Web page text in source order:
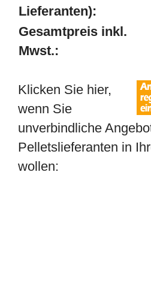
Lieferanten):
Gesamtpreis inkl.
Mwst.:
Klicken Sie hier,
wenn Sie
unverbindliche
Pelletslieferanten in
wollen: